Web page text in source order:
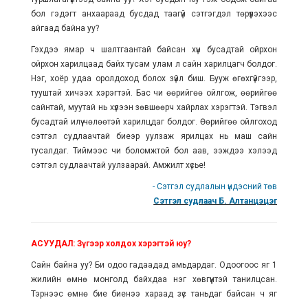
бол гэдэгт анхаараад бусдад таагүй сэтгэгдэл төрүүлэхээс
айгаад байна уу?
Гэхдээ ямар ч шалтгаантай байсан хүн бусадтай ойрхон
ойрхон харилцаад байх тусам улам л сайн харилцагч болдог.
Нэг, хоёр удаа оролдоход болох зүйл биш. Бууж өгөхгүйгээр,
тууштай хичээх хэрэгтэй. Бас чи өөрийгөө ойлгож, өөрийгөө
сайнтай, муутай нь хүлээн зөвшөөрч хайрлах хэрэгтэй. Тэгвэл
бусадтай илүү чөлөөтэй харилцдаг болдог. Өөрийгөө ойлгоход
сэтгэл судлаачтай биеэр уулзаж ярилцах нь маш сайн
тусалдаг. Тиймээс чи боломжтой бол аав, ээждээ хэлээд
сэтгэл судлаачтай уулзаарай. Амжилт хүсье!
- Сэтгэл судлалын үндэсний төв
Сэтгэл судлаач Б. Алтанцэцэг
АСУУДАЛ: Зүгээр холдох хэрэгтэй юу?
Сайн байна уу? Би одоо гадаадад амьдардаг. Одоогоос яг 1
жилийн өмнө монголд байхдаа нэг хөвгүүнтэй танилцсан.
Тэрнээс өмнө бие биенээ хараад зүс таньдаг байсан ч яг